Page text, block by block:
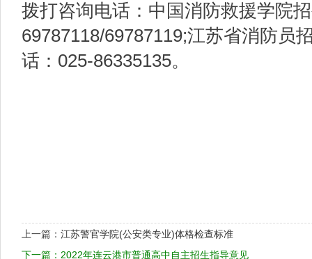
拨打咨询电话：中国消防救援学院
69787118/69787119;江苏省消防员
话：025-86335135。
上一篇： 江苏警官学院(公安类专业)体格检查标准
下一篇： 2022年连云港市普通高中自主招生指导意见